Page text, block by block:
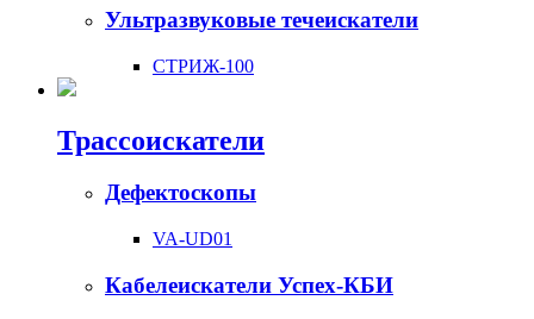
Ультразвуковые течеискатели
СТРИЖ-100
Трассоискатели
Дефектоскопы
VA-UD01
Кабелеискатели Успех-КБИ